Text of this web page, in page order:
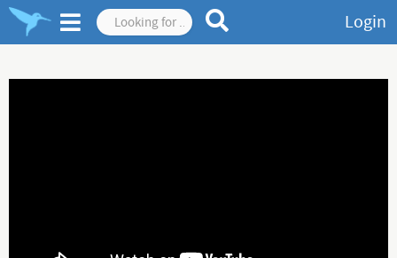
Login